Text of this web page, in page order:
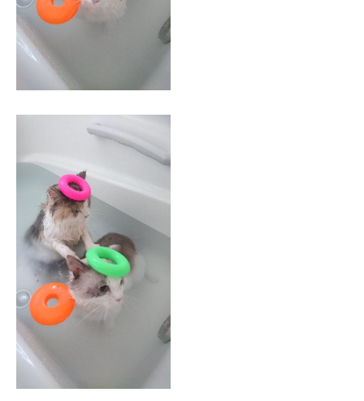
企業向けIT製品の総合サイト
IT製品の技術・比較・事例
製造業のIT導入・活用を支援
モノづくり技術者専門サイト
エレクトロニクス専門サイト
電子設計の基本と応用
エネルギーの専門メディア
建設×テクノロジーの最前線
ちょっと気になるネットの話題